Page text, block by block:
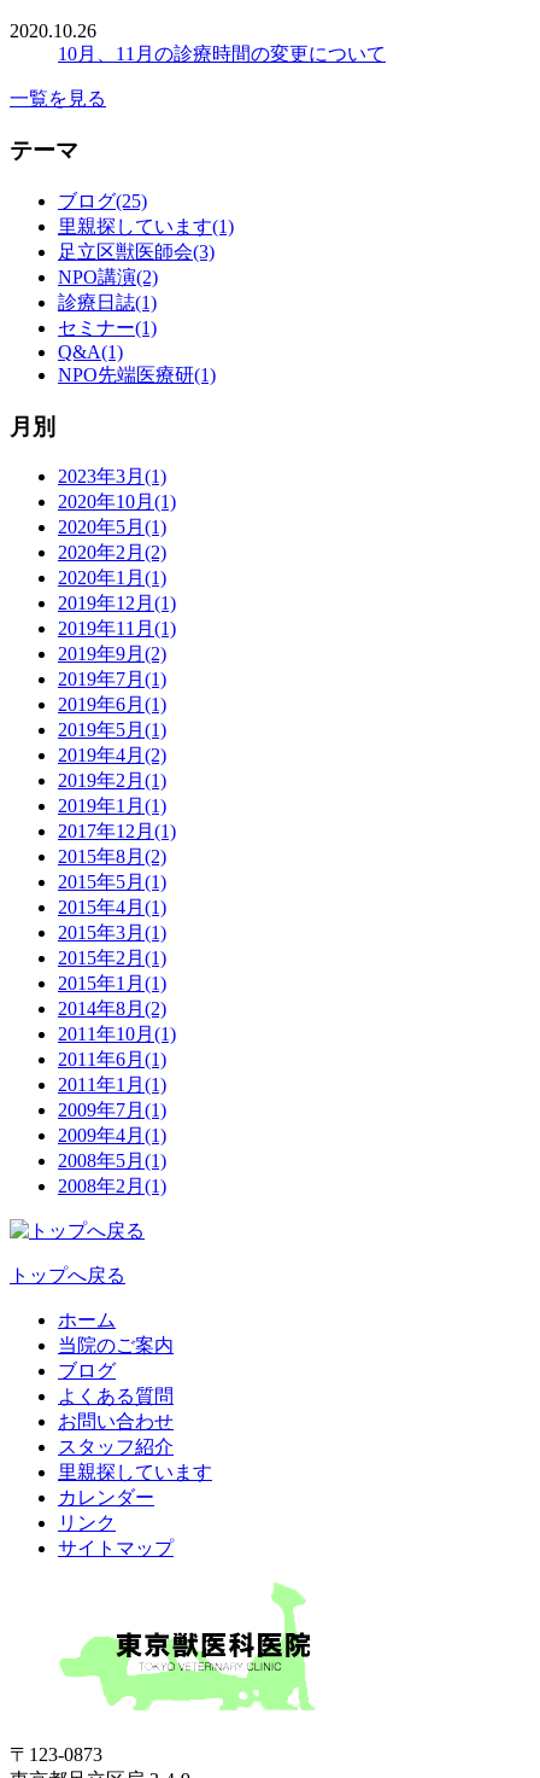
2020.10.26
10月、11月の診療時間の変更について
一覧を見る
テーマ
ブログ(25)
里親探しています(1)
足立区獣医師会(3)
NPO講演(2)
診療日誌(1)
セミナー(1)
Q&A(1)
NPO先端医療研(1)
月別
2023年3月(1)
2020年10月(1)
2020年5月(1)
2020年2月(2)
2020年1月(1)
2019年12月(1)
2019年11月(1)
2019年9月(2)
2019年7月(1)
2019年6月(1)
2019年5月(1)
2019年4月(2)
2019年2月(1)
2019年1月(1)
2017年12月(1)
2015年8月(2)
2015年5月(1)
2015年4月(1)
2015年3月(1)
2015年2月(1)
2015年1月(1)
2014年8月(2)
2011年10月(1)
2011年6月(1)
2011年1月(1)
2009年7月(1)
2009年4月(1)
2008年5月(1)
2008年2月(1)
トップへ戻る
ホーム
当院のご案内
ブログ
よくある質問
お問い合わせ
スタッフ紹介
里親探しています
カレンダー
リンク
サイトマップ
〒123-0873